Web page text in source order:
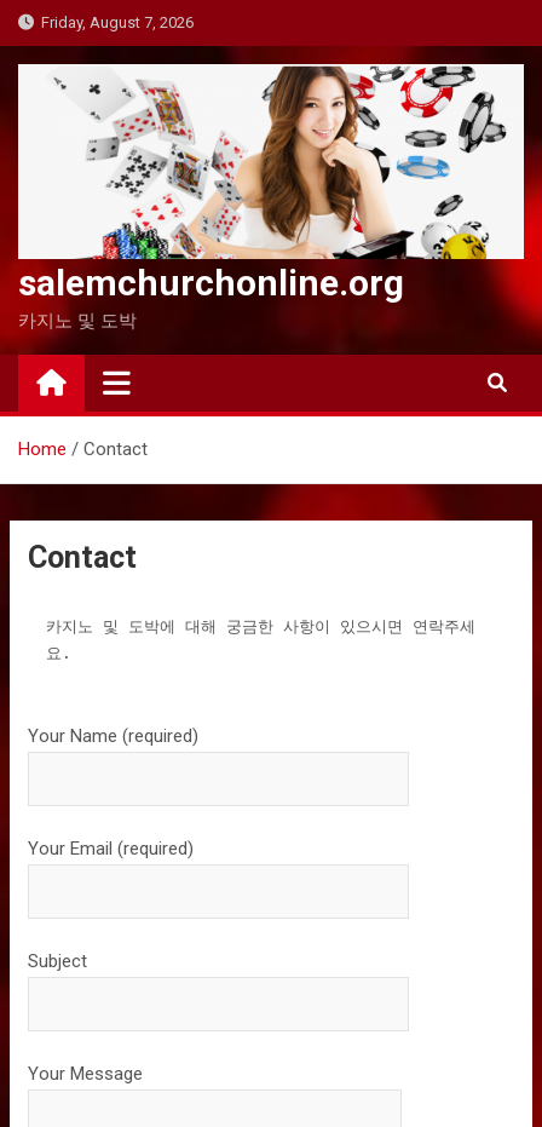
Skip
to
content
Friday, August 7, 2026
salemchurchonline.org
카지노 및 도박
Home Contact
Contact
카지노 및 도박에 대해 궁금한 사항이 있으시면 연락주세
요.
Your Name (required)
Your Email (required)
Subject
Your Message